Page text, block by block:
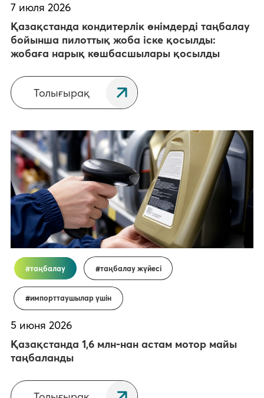
7 июля 2026
Қазақстанда кондитерлік өнімдерді таңбалау
бойынша пилоттық жоба іске қосылды:
жобаға нарық көшбасшылары қосылды
Толығырақ
таңбалау таңбалау жүйесі
импорттаушылар үшін
5 июня 2026
Қазақстанда 1,6 млн-нан астам мотор майы
таңбаланды